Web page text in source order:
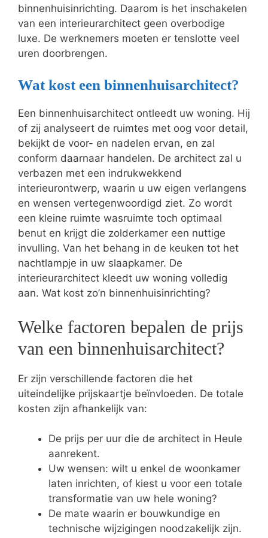
binnenhuisinrichting. Daarom is het inschakelen
van een interieurarchitect geen overbodige
luxe. De werknemers moeten er tenslotte veel
uren doorbrengen.
Wat kost een binnenhuisarchitect?
Een binnenhuisarchitect ontleedt uw woning. Hij
of zij analyseert de ruimtes met oog voor detail,
bekijkt de voor- en nadelen ervan, en zal
conform daarnaar handelen. De architect zal u
verbazen met een indrukwekkend
interieurontwerp, waarin u uw eigen verlangens
en wensen vertegenwoordigd ziet. Zo wordt
een kleine ruimte wasruimte toch optimaal
benut en krijgt die zolderkamer een nuttige
invulling. Van het behang in de keuken tot het
nachtlampje in uw slaapkamer. De
interieurarchitect kleedt uw woning volledig
aan. Wat kost zo’n binnenhuisinrichting?
Welke factoren bepalen de prijs
van een binnenhuisarchitect?
Er zijn verschillende factoren die het
uiteindelijke prijskaartje beïnvloeden. De totale
kosten zijn afhankelijk van:
De prijs per uur die de architect in Heule
aanrekent.
Uw wensen: wilt u enkel de woonkamer
laten inrichten, of kiest u voor een totale
transformatie van uw hele woning?
De mate waarin er bouwkundige en
technische wijzigingen noodzakelijk zijn.